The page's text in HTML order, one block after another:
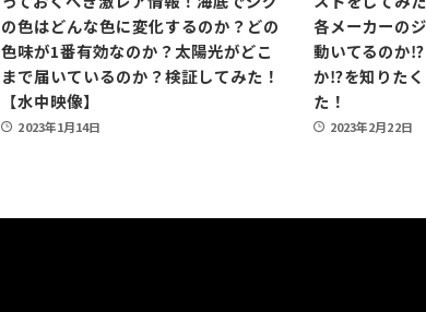
の色はどんな色に変化するのか？どの
色味が1番有効なのか？太陽光がどこ
まで届いているのか？検証してみた！
【水中映像】
2023年1月14日
各メーカーの
動いてるのか
か⁉︎を知りた
た！
2023年2月22日